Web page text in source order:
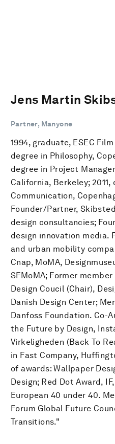
Jens Martin
Partner, Manyone
1994, graduate, ESEC
degree in Philosophy,
degree in Project
California, Berkeley;
Communication,
Founder/Partner,
design consultancies;
design innovation media.
and urban mobility
Cnap, MoMA,
SFMoMA; Former
Design Coucil (Chair),
Danish Design Center;
Danfoss Foundation. Co-
the Future by Design,
Virkeligheden (Back To
in Fast Company,
of awards: Wallpaper
Design; Red Dot Award,
European 40 under 40.
Forum Global Future
Transitions."